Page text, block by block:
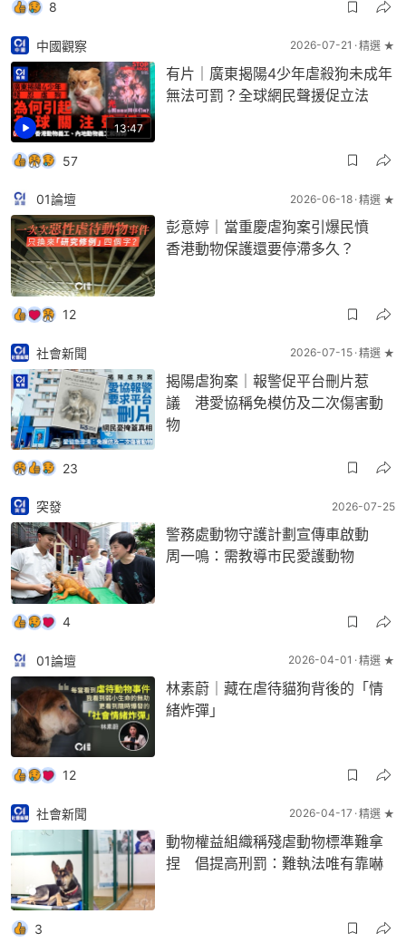
8
13:47
中國觀察 2026-07-21 精選 ★
有片｜廣東揭陽4少年虐殺狗未成年
無法可罰？全球網民聲援促立法
57
01論壇 2026-06-18 精選 ★
彭意婷｜當重慶虐狗案引爆民憤
香港動物保護還要停滯多久？
12
社會新聞 2026-07-15 精選 ★
揭陽虐狗案｜報警促平台刪片惹
議 港愛協稱免模仿及二次傷害動
物
23
突發 2026-07-25
警務處動物守護計劃宣傳車啟動
周一鳴：需教導市民愛護動物
4
01論壇 2026-04-01 精選 ★
林素蔚｜藏在虐待貓狗背後的「情
緒炸彈」
12
社會新聞 2026-04-17 精選 ★
動物權益組織稱殘虐動物標準難拿
捏 倡提高刑罰：難執法唯有靠嚇
3